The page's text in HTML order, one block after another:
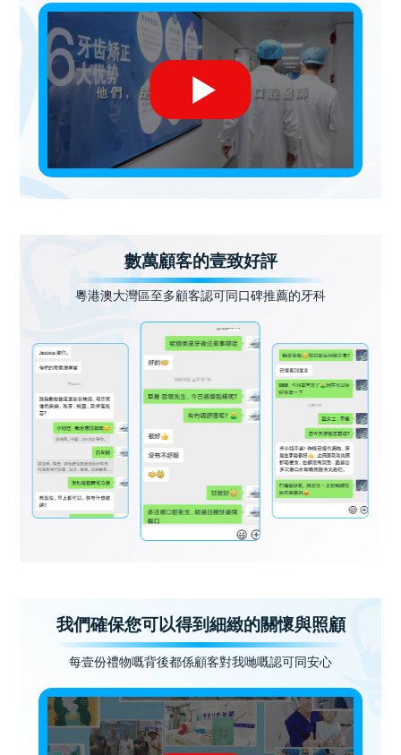
數萬顧客的壹致好評
粵港澳大灣區至多顧客認可同口碑推薦的牙科
我們確保您可以得到細緻的關懷與照顧
每壹份禮物嘅背後都係顧客對我哋嘅認可同安心